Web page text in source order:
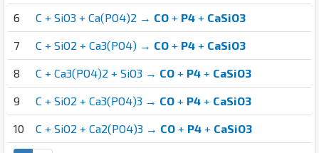
6 C + SiO3 + Ca(PO4)2 → CO + P4 + CaSiO3
7 C + SiO2 + Ca3(PO4) → CO + P4 + CaSiO3
8 C + Ca3(PO4)2 + SiO3 → CO + P4 + CaSiO3
9 C + SiO2 + Ca3(PO4)3 → CO + P4 + CaSiO3
10 C + SiO2 + Ca2(PO4)3 → CO + P4 + CaSiO3